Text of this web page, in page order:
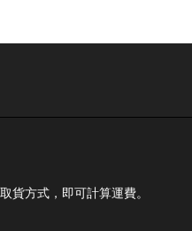
貨方式，即可計算運費。